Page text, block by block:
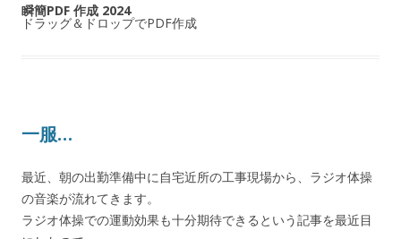
瞬簡PDF 作成 2024
ドラッグ＆ドロップでPDF作成
一服…
最近、朝の出勤準備中に自宅近所の工事現場から、ラジオ体操
の音楽が流れてきます。
ラジオ体操での運動効果も十分期待できるという記事を最近目